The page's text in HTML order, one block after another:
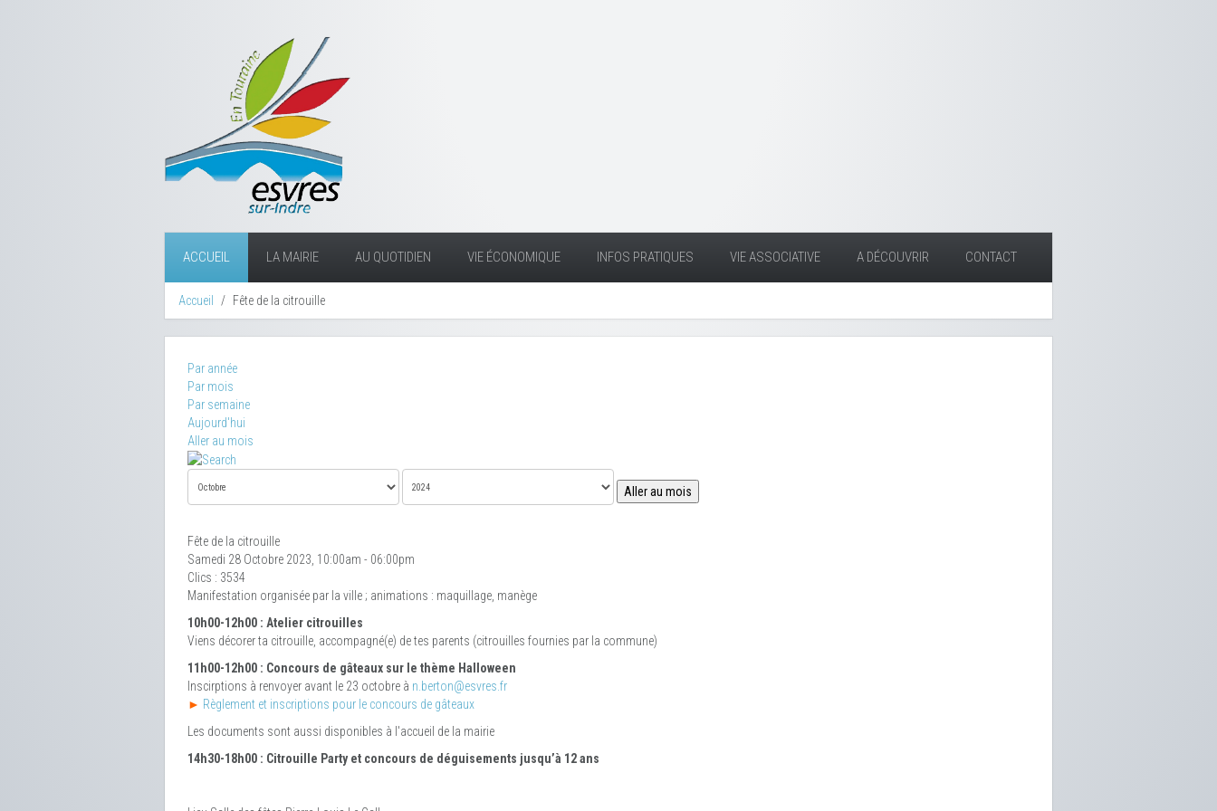
ACCUEIL LA MAIRIE AU QUOTIDIEN VIE ÉCONOMIQUE INFOS PRATIQUES VIE ASSOCIATIVE A DÉCOUVRIR CONTACT
Accueil Fête de la citrouille
Par année
Par mois
Par semaine
Aujourd'hui
Aller au mois
Aller au mois
Fête de la citrouille
Samedi 28 Octobre 2023, 10:00am - 06:00pm
Clics : 3534
Manifestation organisée par la ville ; animations : maquillage, manège
10h00-12h00 : Atelier citrouilles
Viens décorer ta citrouille, accompagné(e) de tes parents (citrouilles fournies par la commune)
11h00-12h00 : Concours de gâteaux sur le thème Halloween
Inscirptions à renvoyer avant le 23 octobre à n.berton@esvres.fr
► Règlement et inscriptions pour le concours de gâteaux
Les documents sont aussi disponibles à l'accueil de la mairie
14h30-18h00 : Citrouille Party et concours de déguisements jusqu’à 12 ans